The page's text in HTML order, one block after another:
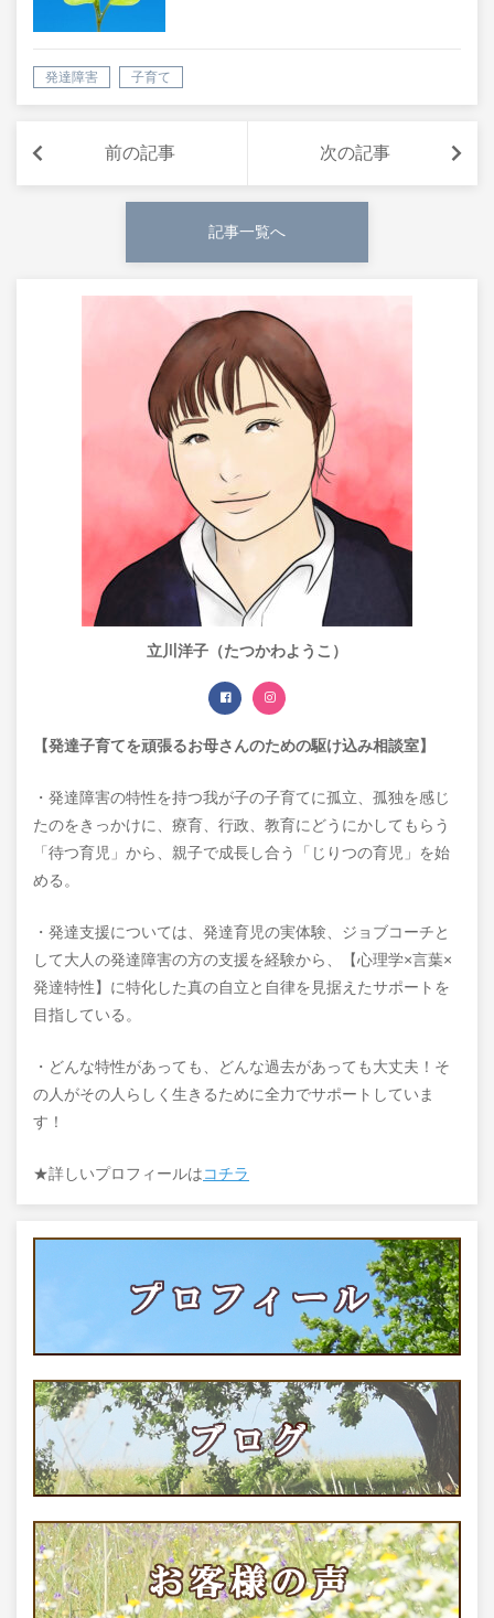
発達障害 子育て
前の記事 次の記事
記事一覧へ
立川洋子（たつかわようこ）
【発達子育てを頑張るお母さんのための駆け込み相談室】
・発達障害の特性を持つ我が子の子育てに孤立、孤独を感じ
たのをきっかけに、療育、行政、教育にどうにかしてもらう
「待つ育児」から、親子で成長し合う「じりつの育児」を始
める。
・発達支援については、発達育児の実体験、ジョブコーチと
して大人の発達障害の方の支援を経験から、【心理学×言葉×
発達特性】に特化した真の自立と自律を見据えたサポートを
目指している。
・どんな特性があっても、どんな過去があっても大丈夫！そ
の人がその人らしく生きるために全力でサポートしていま
す！
★詳しいプロフィールはコチラ